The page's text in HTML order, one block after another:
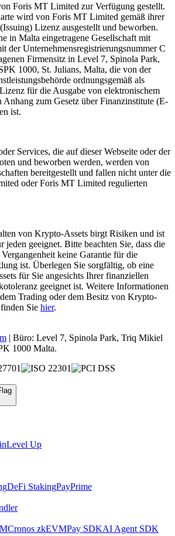
Foris MT Limited zur Verfügung gestellt.
wird von Foris MT Limited gemäß ihrer
Lizenz ausgestellt und beworben.
in Malta eingetragene Gesellschaft mit
der Unternehmensregistrierungsnummer C
Firmensitz in Level 7, Spinola Park,
1000, St. Julians, Malta, die von der
ordnungsgemäß als
für die Ausgabe von elektronischem
Anhang zum Gesetz über Finanzinstitute (E-
ist.
Services, die auf dieser Webseite oder der
und beworben werden, werden von
bereitgestellt und fallen nicht unter die
oder Foris MT Limited regulierten
von Krypto-Assets birgt Risiken und ist
jeden geeignet. Bitte beachten Sie, dass die
keine Garantie für die
ist. Überlegen Sie sorgfältig, ob eine
für Sie angesichts Ihrer finanziellen
geeignet ist. Weitere Informationen
Trading oder dem Besitz von Krypto-
Sie hier.
| Büro: Level 7, Spinola Park, Triq Mikiel
1000 Malta.
Level Up
DeFi StakingPayPrime
Cronos zkEVMPay SDKAI Agent SDK